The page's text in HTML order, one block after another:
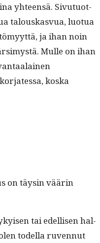
yhteen­sä. Sivu­tuot­
talouskasvua, luo­tua
ja ihan noin
Mulle on ihan
kos­ka
on täysin väärin
tai edel­lisen hal­
todel­la ruven­nut